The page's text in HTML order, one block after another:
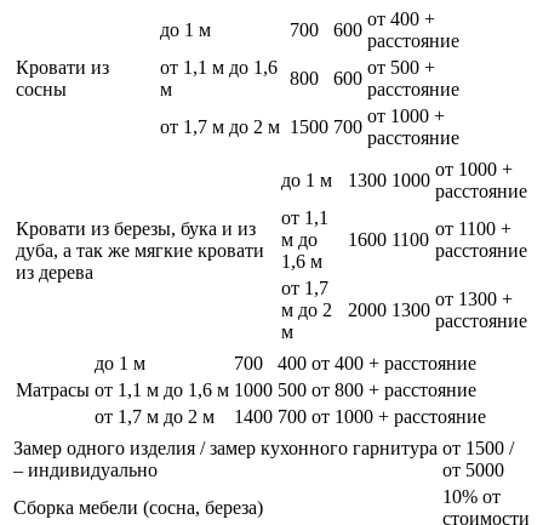
Кровати из
сосны
до 1 м 700 600
от 400 +
расстояние
от 1,1 м до 1,6
м
800 600
от 500 +
расстояние
от 1,7 м до 2 м 1500 700
от 1000 +
расстояние
Кровати из березы, бука и из
дуба, а так же мягкие кровати
из дерева
до 1 м 1300 1000
от 1000 +
расстояние
от 1,1
м до
1,6 м
1600 1100
от 1100 +
расстояние
от 1,7
м до 2
м
2000 1300
от 1300 +
расстояние
Матрасы
до 1 м 700 400 от 400 + расстояние
от 1,1 м до 1,6 м 1000 500 от 800 + расстояние
от 1,7 м до 2 м
1400 700 от 1000 + расстояние
Замер одного изделия / замер кухонного гарнитура
– индивидуально
от 1500 /
от 5000
Сборка мебели (сосна, береза)
10% от
стоимости